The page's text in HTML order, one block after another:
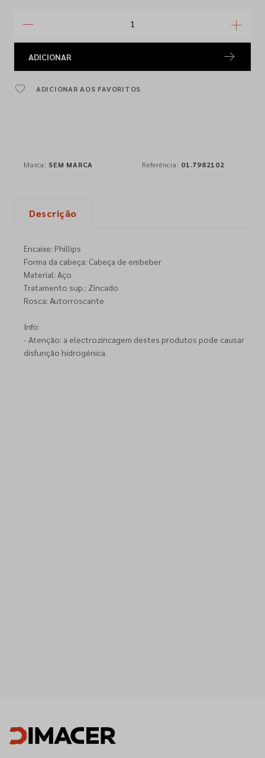
ADICIONAR
ADICIONAR AOS FAVORITOS
Marca: SEM MARCA Referência: 01.7982102
Descrição
Encaixe: Phillips
Forma da cabeça: Cabeça de embeber
Material: Aço
Tratamento sup.: Zincado
Rosca: Autorroscante
Info:
- Atenção: a electrozincagem destes produtos pode causar
disfunção hidrogénica.